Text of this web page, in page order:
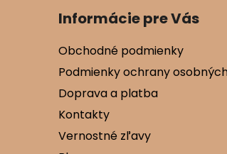
Informácie pre Vás
Obchodné podmienky
Podmienky ochrany
Doprava a platba
Kontakty
Vernostné zľavy